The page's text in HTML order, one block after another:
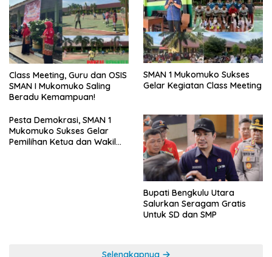
Class Meeting, Guru dan OSIS
SMAN I Mukomuko Saling
Beradu Kemampuan!
SMAN 1 Mukomuko Sukses
Gelar Kegiatan Class Meeting
Pesta Demokrasi, SMAN 1
Mukomuko Sukses Gelar
Pemilihan Ketua dan Wakil
Bupati Bengkulu Utara
Salurkan Seragam Gratis
Untuk SD dan SMP
Selengkapnya